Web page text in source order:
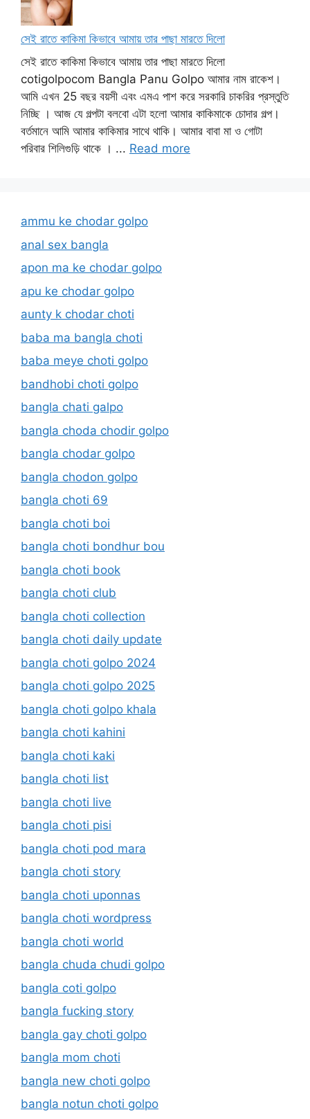
সেই রাতে কাকিমা কিভাবে আমায় তার পাছা মারতে দিলো
সেই রাতে কাকিমা কিভাবে আমায় তার পাছা মারতে দিলো
cotigolpocom Bangla Panu Golpo আমার নাম রাকেশ।
আমি এখন 25 বছর বয়সী এবং এমএ পাশ করে সরকারি চাকরির প্রস্তুতি
নিচ্ছি । আজ যে গল্পটা বলবো এটা হলো আমার কাকিমাকে চোদার গল্প।
বর্তমানে আমি আমার কাকিমার সাথে থাকি। আমার বাবা মা ও গোটা
পরিবার শিলিগুড়ি থাকে । ... Read more
ammu ke chodar golpo
anal sex bangla
apon ma ke chodar golpo
apu ke chodar golpo
aunty k chodar choti
baba ma bangla choti
baba meye choti golpo
bandhobi choti golpo
bangla chati galpo
bangla choda chodir golpo
bangla chodar golpo
bangla chodon golpo
bangla choti 69
bangla choti boi
bangla choti bondhur bou
bangla choti book
bangla choti club
bangla choti collection
bangla choti daily update
bangla choti golpo 2024
bangla choti golpo 2025
bangla choti golpo khala
bangla choti kahini
bangla choti kaki
bangla choti list
bangla choti live
bangla choti pisi
bangla choti pod mara
bangla choti story
bangla choti uponnas
bangla choti wordpress
bangla choti world
bangla chuda chudi golpo
bangla coti golpo
bangla fucking story
bangla gay choti golpo
bangla mom choti
bangla new choti golpo
bangla notun choti golpo